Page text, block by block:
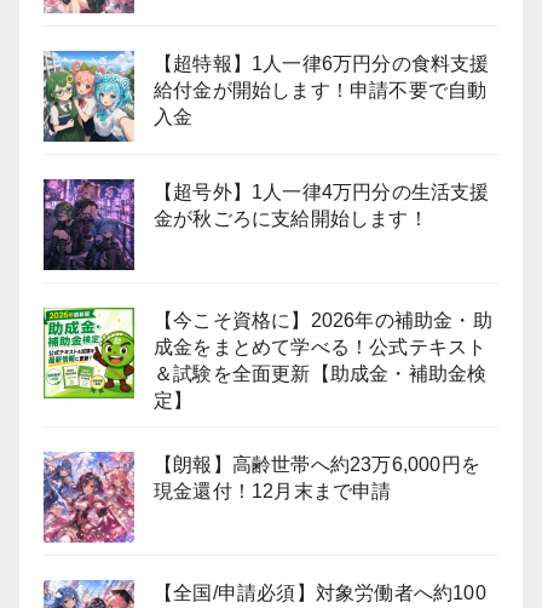
【超特報】1人一律6万円分の食料支援
給付金が開始します！申請不要で自動
入金
【超号外】1人一律4万円分の生活支援
金が秋ごろに支給開始します！
【今こそ資格に】2026年の補助金・助
成金をまとめて学べる！公式テキスト
＆試験を全面更新【助成金・補助金検
定】
【朗報】高齢世帯へ約23万6,000円を
現金還付！12月末まで申請
【全国/申請必須】対象労働者へ約100